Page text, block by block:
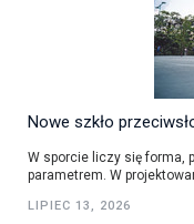
Nowe szkło
W sporcie liczy się forma,
parametrem. W
LIPIEC 13, 2026